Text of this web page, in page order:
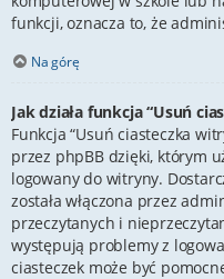
funkcji, oznacza to, że
Na górę
Jak działa funkcja “Usuń
Funkcja “Usuń ciasteczka
przez phpBB dzięki, którym
logowany do witryny.
została włączona przez
przeczytanych i
występują problemy z
ciasteczek może być